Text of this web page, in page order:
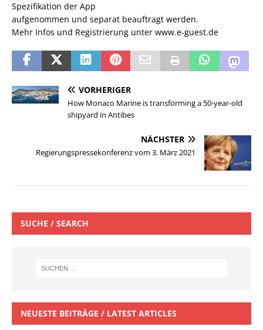
Spezifikation der App
aufgenommen und separat beauftragt werden.
Mehr Infos und Registrierung unter www.e-guest.de
VORHERIGER
How Monaco Marine is transforming a 50-year-old
shipyard in Antibes
NÄCHSTER
Regierungspressekonferenz vom 3. März 2021
SUCHE / SEARCH
NEUESTE BEITRÄGE / LATEST ARTICLES